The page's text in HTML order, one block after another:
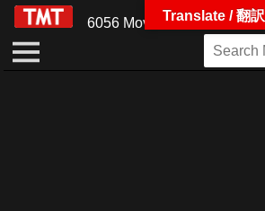
6056 MoviesTranslate / 翻訳